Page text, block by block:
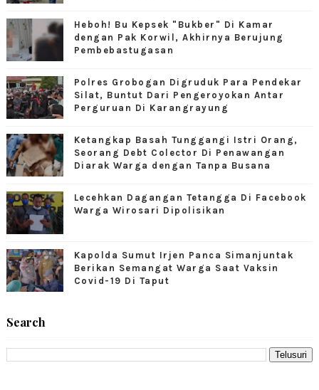
Heboh! Bu Kepsek "Bukber" Di Kamar
dengan Pak Korwil, Akhirnya Berujung
Pembebastugasan
Polres Grobogan Digruduk Para Pendekar
Silat, Buntut Dari Pengeroyokan Antar
Perguruan Di Karangrayung
Ketangkap Basah Tunggangi Istri Orang,
Seorang Debt Colector Di Penawangan
Diarak Warga dengan Tanpa Busana
Lecehkan Dagangan Tetangga Di Facebook
Warga Wirosari Dipolisikan
Kapolda Sumut Irjen Panca Simanjuntak
Berikan Semangat Warga Saat Vaksin
Covid-19 Di Taput
Search